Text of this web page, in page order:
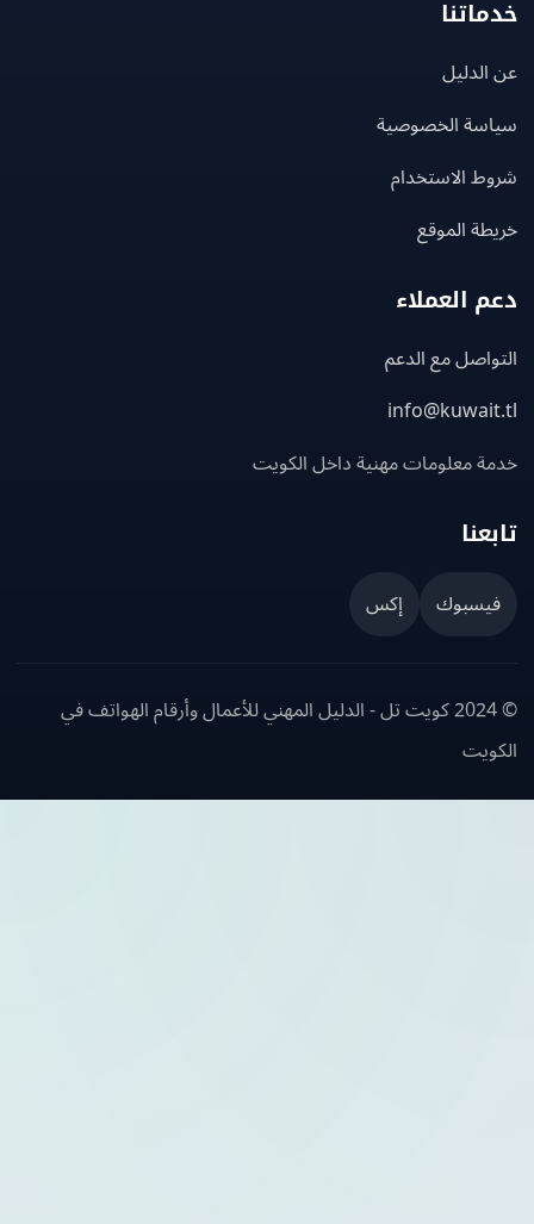
الخصوصية
الاستخدام
الموقع
العملاء
مع الدعم
معلومات مهنية داخل الكويت
إكس
© 2024 كويت تل - الدليل المهني للأعمال وأرقام الهواتف في